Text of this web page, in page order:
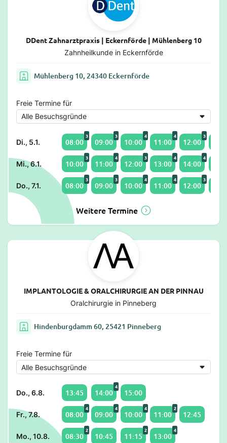
DDent Zahnarztpraxis | Eckernförde | Mühlenberg 10
Zahnheilkunde in Eckernförde
Mühlenberg 10, 24340 Eckernförde
Freie Termine für
Di., 5.1. 08:00
3
09:00
3
10:00
4
11:00
4
12:00
3
Mi., 6.1. 10:00
3
11:00
4
12:00
3
13:00
4
14:00
4
Do., 7.1. 08:00
3
09:00
3
10:00
4
11:00
4
12:00
3
Weitere Termine
IMPLANTOLOGIE & ORALCHIRURGIE AN DER PINNAU
Oralchirurgie in Pinneberg
Hindenburgdamm 60, 25421 Pinneberg
Freie Termine für
Do., 6.8. 13:45 14:00
4
15:00
Fr., 7.8. 08:00
4
09:00
4
10:00
4
11:00
2
12:45
Mo., 10.8. 08:30
2
10:45 11:15
2
13:00
4